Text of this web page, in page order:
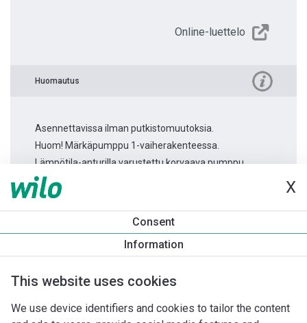
X
Consent
Information
This website uses cookies
We use device identifiers and cookies to tailor the content
Online-luettelo
Huomautus
Asennettavissa ilman putkistomuutoksia.
Huom! Märkäpumppu 1-vaiherakenteessa.
Lämpötila-anturilla varustettu korvaava pumppu.
Tuotetietoa